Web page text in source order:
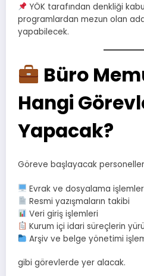
YÖK tarafından denkliği
programlardan mezun olan
yapabilecek.
Büro
Hangi
Yapacak?
Göreve başlayacak
Evrak ve dosyalama
Resmi yazışmaların takibi
Veri giriş işlemleri
Kurum içi idari süreçlerin
Arşiv ve belge yönetimi
gibi görevlerde yer alacak.